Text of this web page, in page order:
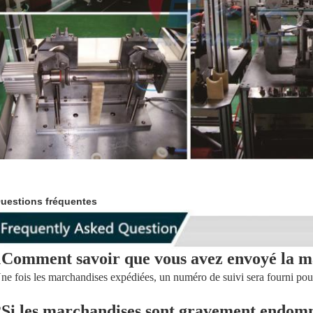
fréquentes
savoir que vous avez envoyé la
fois les marchandises expédiées, un numéro de suivi sera fourni